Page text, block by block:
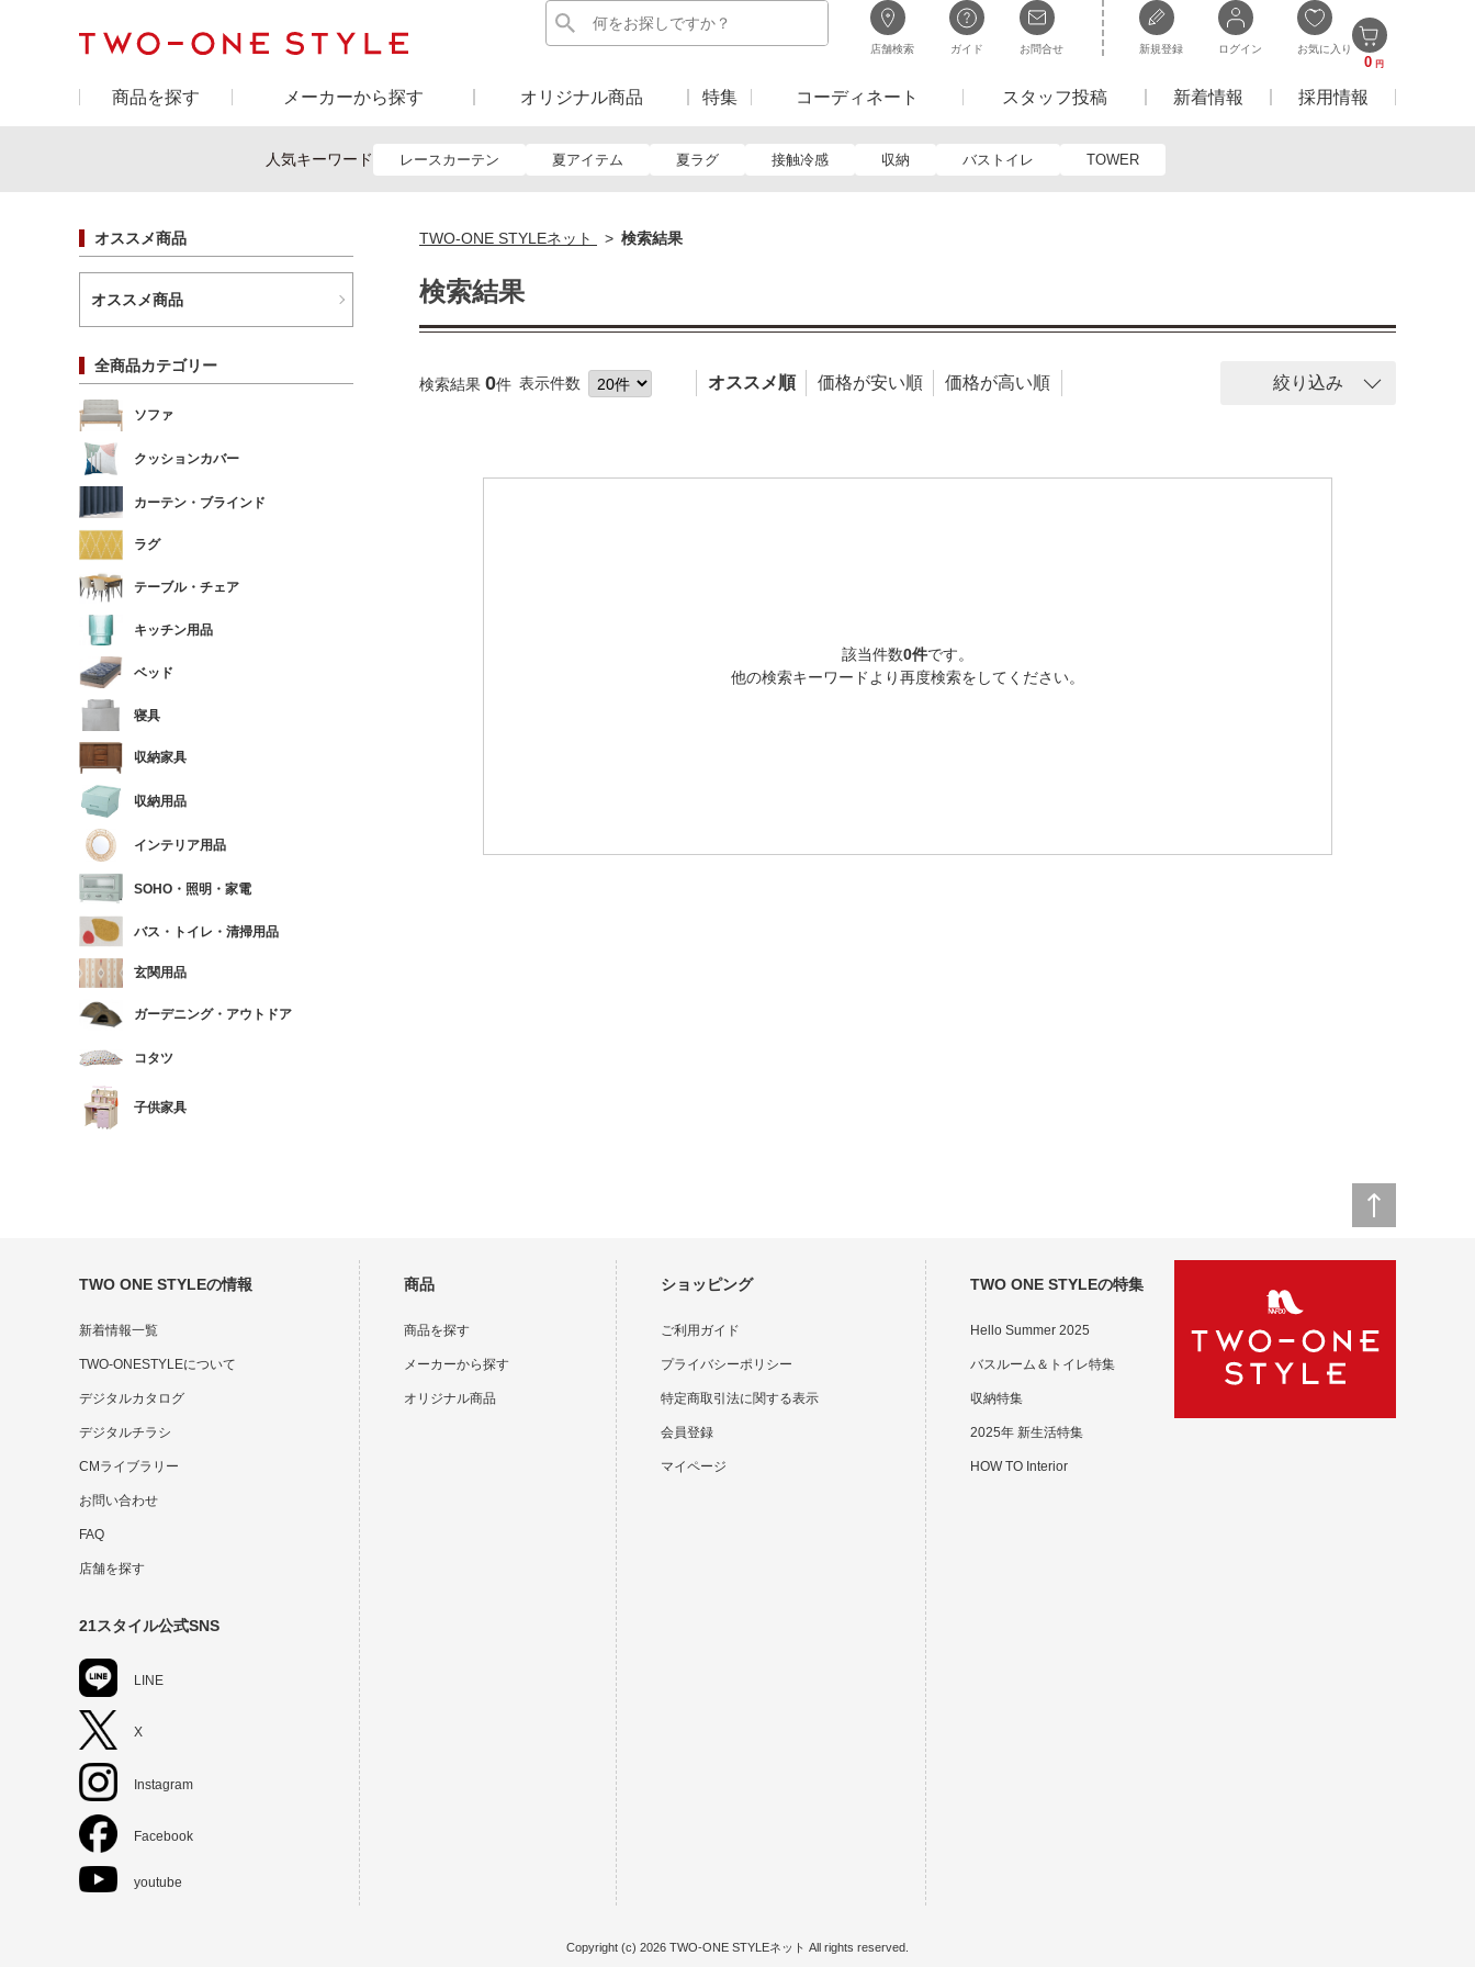
店舗検索 ガイド お問合せ 新規登録 ログイン お気に入り
0 円
商品を探す メーカーから探す オリジナル商品 特集 コーディネート スタッフ投稿 新着情報 採用情報
人気キーワード レースカーテン 夏アイテム 夏ラグ 接触冷感 収納 バストイレ TOWER
TWO-ONE STYLEネット 検索結果
検索結果
検索結果 0件 表示件数 オススメ順 価格が安い順 価格が高い順 絞り込み
該当件数0件です。
他の検索キーワードより再度検索をしてください。
オススメ商品
オススメ商品
全商品カテゴリー
ソファ
クッションカバー
カーテン・ブラインド
ラグ
テーブル・チェア
キッチン用品
ベッド
寝具
収納家具
収納用品
インテリア用品
SOHO・照明・家電
バス・トイレ・清掃用品
玄関用品
ガーデニング・アウトドア
コタツ
子供家具
TWO ONE STYLEの情報
新着情報一覧
TWO-ONESTYLEについて
デジタルカタログ
デジタルチラシ
CMライブラリー
お問い合わせ
FAQ
店舗を探す
21スタイル公式SNS
LINE
X
Instagram
Facebook
youtube
商品
商品を探す
メーカーから探す
オリジナル商品
ショッピング
ご利用ガイド
プライバシーポリシー
特定商取引法に関する表示
会員登録
マイページ
TWO ONE STYLEの特集
Hello Summer 2025
バスルーム＆トイレ特集
収納特集
2025年 新生活特集
HOW TO Interior
Copyright (c) 2026 TWO-ONE STYLEネット All rights reserved.